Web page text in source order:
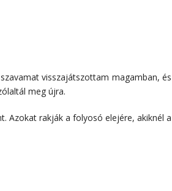
visszajátszottam magamban, és
meg újra.
Azokat rakják a folyosó elejére, akiknél a